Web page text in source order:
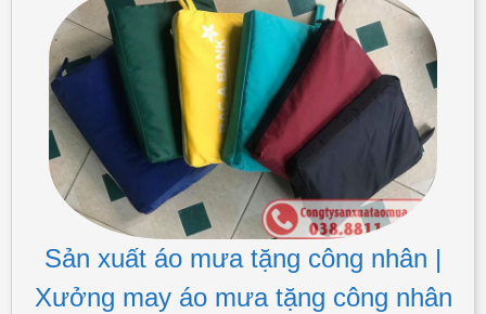
Sản xuất áo mưa tặng công nhân |
Xưởng may áo mưa tặng công nhân